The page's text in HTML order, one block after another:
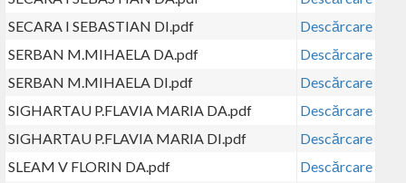
SECARA I SEBASTIAN DI.pdf
Descărcare
SERBAN M.MIHAELA DA.pdf
Descărcare
SERBAN M.MIHAELA DI.pdf
Descărcare
SIGHARTAU P.FLAVIA MARIA DA.pdf
Descărcare
SIGHARTAU P.FLAVIA MARIA DI.pdf
Descărcare
SLEAM V FLORIN DA.pdf
Descărcare